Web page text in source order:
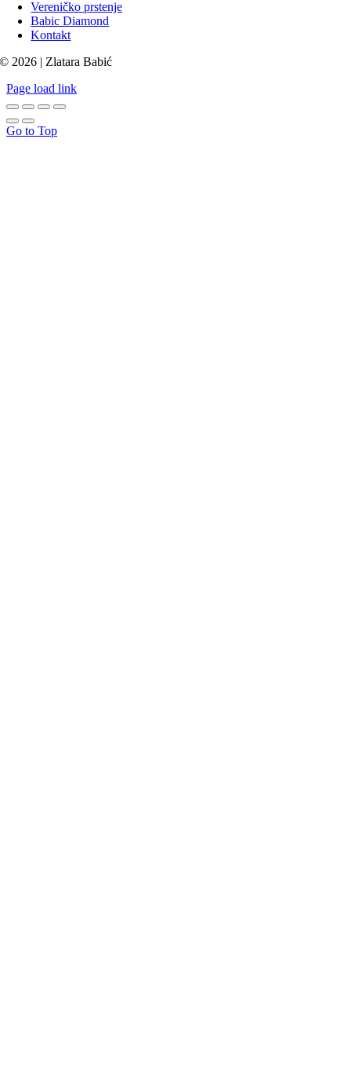
Vereničko prstenje
Babic Diamond
Kontakt
© 2026 | Zlatara Babić
Page load link
Go to Top